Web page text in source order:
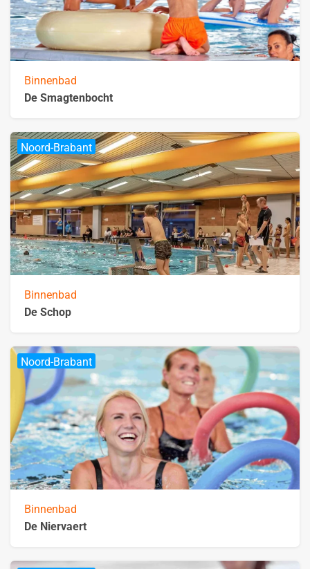
Binnenbad
De Smagtenbocht
Noord-Brabant
Binnenbad
De Schop
Noord-Brabant
Binnenbad
De Niervaert